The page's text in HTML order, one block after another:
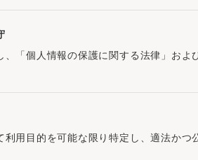
、「個人情報の保護に関する法律」お
用目的を可能な限り特定し、適法かつ